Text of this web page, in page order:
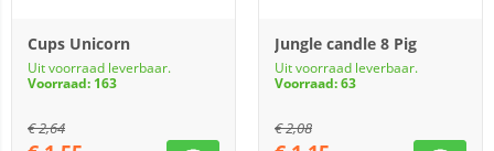
Cups Unicorn
Uit voorraad leverbaar.
Voorraad: 163
€2,64
Jungle candle 8 Pig
Uit voorraad leverbaar.
Voorraad: 63
€2,08